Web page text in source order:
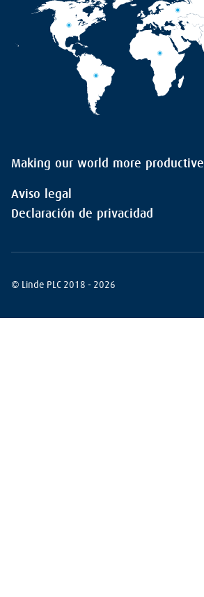
Making our world more productive
Aviso legal
Declaración de privacidad
© Linde PLC 2018 - 2026